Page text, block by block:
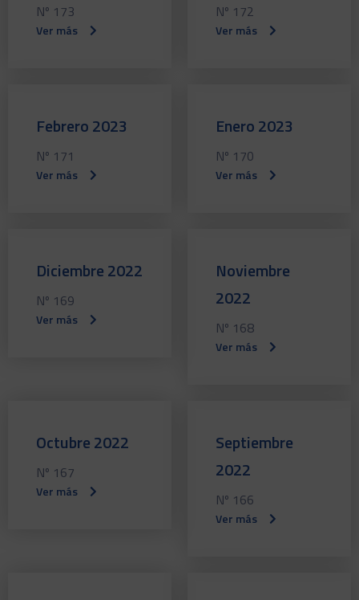
Nº 173
Ver más
Nº 172
Ver más
Febrero 2023
Nº 171
Ver más
Enero 2023
Nº 170
Ver más
Diciembre 2022
Nº 169
Ver más
Noviembre
2022
Nº 168
Ver más
Octubre 2022
Nº 167
Ver más
Septiembre
2022
Nº 166
Ver más